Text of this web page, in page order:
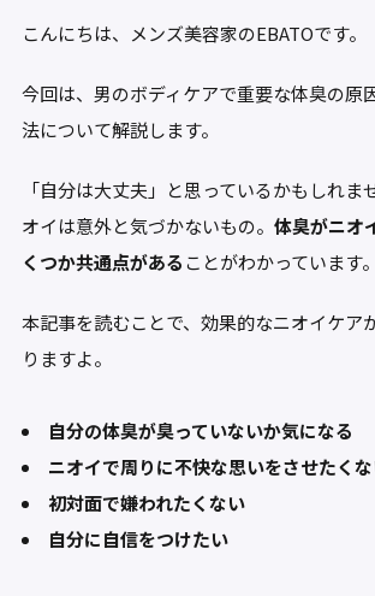
こんにちは、メンズ美容家のEBATOです。
今回は、男のボディケアで重要な体臭の原
法について解説します。
「自分は大丈夫」と思っているかもしれま
オイは意外と気づかないもの。 体臭がニオ
くつか共通点があることがわかっています。
本記事を読むことで、効果的なニオイケア
りますよ。
自分の体臭が臭っていないか気になる
ニオイで周りに不快な思いをさせたく
初対面で嫌われたくない
自分に自信をつけたい